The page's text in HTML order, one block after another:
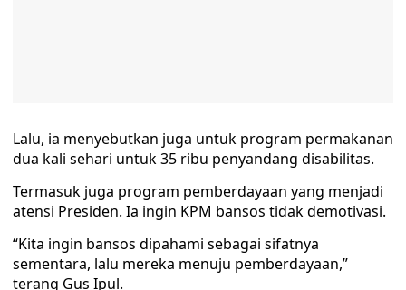
Lalu, ia menyebutkan juga untuk program permakanan
dua kali sehari untuk 35 ribu penyandang disabilitas.
Termasuk juga program pemberdayaan yang menjadi
atensi Presiden. Ia ingin KPM bansos tidak demotivasi.
“Kita ingin bansos dipahami sebagai sifatnya
sementara, lalu mereka menuju pemberdayaan,”
terang Gus Ipul.